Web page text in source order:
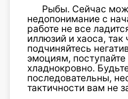
Рыбы. Сейчас
недопонимание с
работе не все
иллюзий и хаоса, так
подчиняйтесь
эмоциям, поступайте
хладнокровно.
последовательны,
тактичности вам не